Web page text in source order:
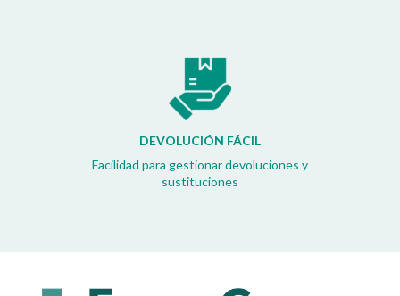
DEVOLUCIÓN FÁCIL
Facilidad para gestionar devoluciones y
sustituciones